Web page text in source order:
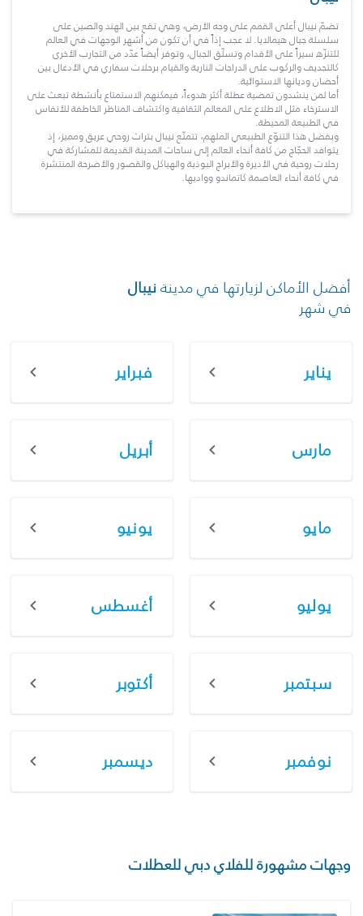
تضمّ نيبال أعلى القمم على وجه الأرض، وهي تقع بين الهند والصين على
سلسلة جبال هيمالايا. لا عجب إذاً في أن تكون من أشهر الوجهات في العالم
للتنزّه سيراً على الأقدام وتسلّق الجبال، وتوفر أيضاً عدّد من التجارب الأخرى
كالتجديف والركوب على الدراجات النارية والقيام برحلات سفاري في الأدغال بين
أحضان وديانها الاستوائية.
أما لمن ينشدون تمضية عطلة أكثر هدوءاً، فيمكنهم الاستمتاع بأنشطة تبعث على
الاسترخاء مثل الاطلاع على المعالم الثقافية واكتشاف المناظر الخاطفة للأنفاس
في الطبيعة المحيطة.
وبفضل هذا التنوّع الطبيعي الملهم، تتمتّع نيبال بتراث روحي عريق ومميز، إذ
يتوافد الحجّاج من كافة أنحاء العالم إلى ساحات المدينة القديمة للمشاركة في
رحلات روحية في الأديرة والأبراج البوذية والهياكل والقصور والأضرحة المنتشرة
في كافة أنحاء العاصمة كاتماندو وواديها.
أفضل الأماكن لزيارتها في مدينةنيبال
في شهر
يناير فبراير
مارس أبريل
مايو يونيو
يوليو أغسطس
سبتمبر أكتوبر
نوفمبر ديسمبر
وجهات مشهورة للفلاي دبي للعطلات